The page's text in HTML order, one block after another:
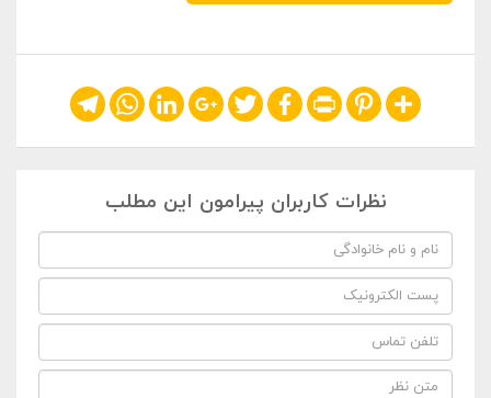
Share
Pinterest
Print
Facebook
Twitter
Google+
LinkedIn
WhatsApp
Telegram
نظرات کاربران پیرامون این مطلب